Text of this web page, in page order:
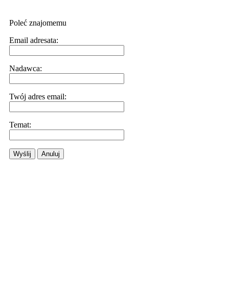
Poleć znajomemu
Email adresata:
Nadawca:
Twój adres email:
Temat:
Wyślij Anuluj